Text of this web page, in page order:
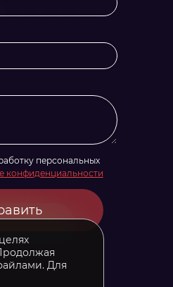
персональных
конфиденциальности
Для